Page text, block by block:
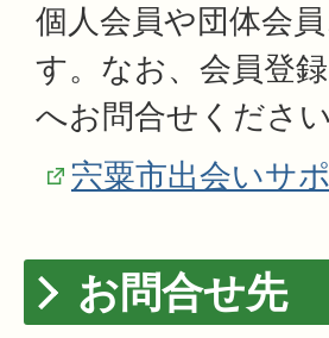
個人会員や団体会
す。なお、会員登
へお問合せください
宍粟市出会いサ
お問合せ先